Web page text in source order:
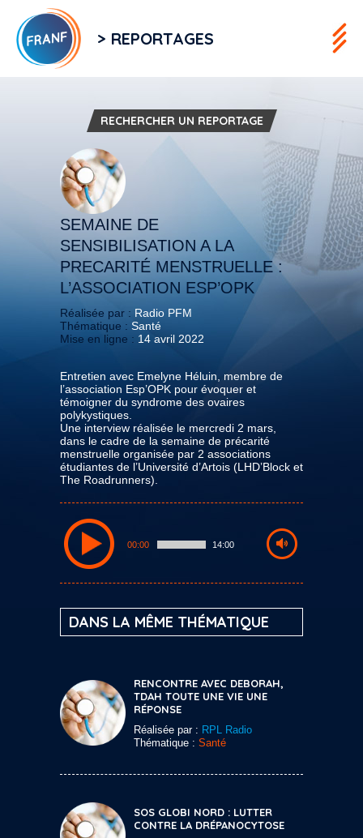
> REPORTAGES
RECHERCHER UN REPORTAGE
SEMAINE DE
SENSIBILISATION A LA
PRECARITÉ MENSTRUELLE :
L’ASSOCIATION ESP’OPK
Réalisée par : Radio PFM
Thématique : Santé
Mise en ligne : 14 avril 2022
Entretien avec Emelyne Héluin, membre de
l’association Esp’OPK pour évoquer et
témoigner du syndrome des ovaires
polykystiques.
Une interview réalisée le mercredi 2 mars,
dans le cadre de la semaine de précarité
menstruelle organisée par 2 associations
étudiantes de l’Université d’Artois (LHD’Block et
The Roadrunners).
00:00 14:00
DANS LA MÊME THÉMATIQUE
RENCONTRE AVEC DEBORAH,
TDAH TOUTE UNE VIE UNE
RÉPONSE
Réalisée par : RPL Radio
Thématique : Santé
SOS GLOBI NORD : LUTTER
CONTRE LA DRÉPANOCYTOSE